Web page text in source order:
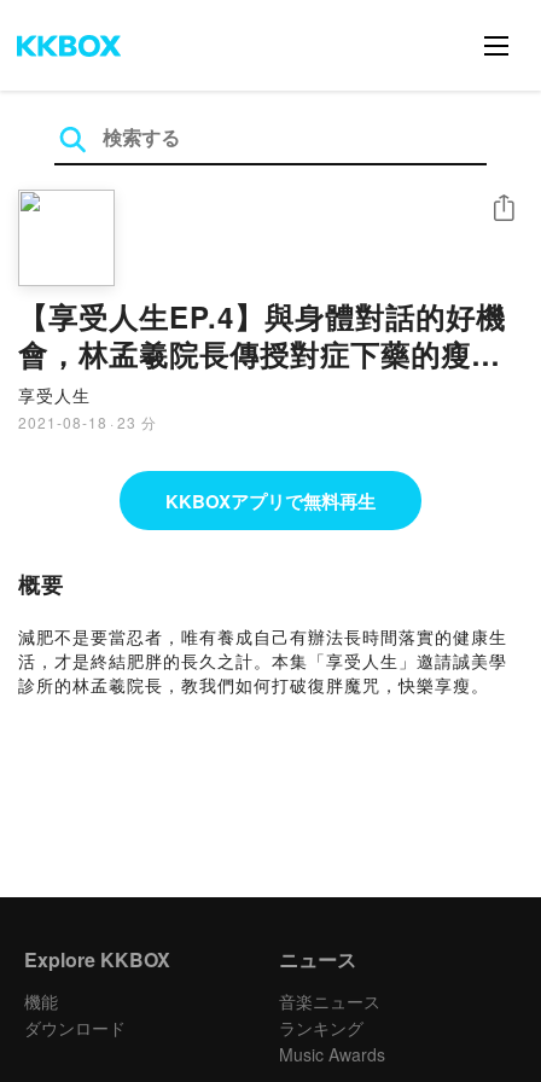
【享受人生EP.4】與身體對話的好機
會，林孟羲院長傳授對症下藥的瘦身
之道
享受人生
2021-08-18 · 23 分
シェア
KKBOXアプリで無料再生
概要
減肥不是要當忍者，唯有養成自己有辦法長時間落實的健康生
活，才是終結肥胖的長久之計。本集「享受人生」邀請誠美學
診所的林孟羲院長，教我們如何打破復胖魔咒，快樂享瘦。
Explore KKBOX
機能
ダウンロード
ニュース
音楽ニュース
ランキング
Music Awards